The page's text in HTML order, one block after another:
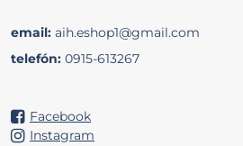
email: aih.eshop1@gmail.com
telefón: 0915-613267
Facebook
Instagram